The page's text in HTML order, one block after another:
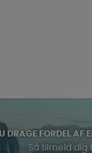
DRAGE FORDEL AF
Så tilmeld dig